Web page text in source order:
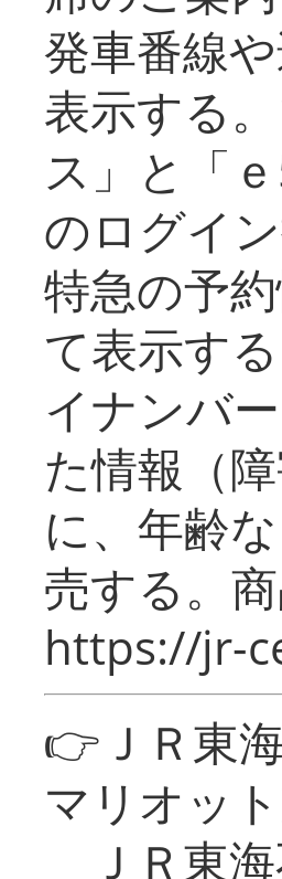
発車番線
表示する
ス」と「
のログイ
特急の予
て表示す
イナンバ
た情報（
に、年齢
売する。
https://jr-
👉ＪＲ東
マリオッ
ＪＲ東海